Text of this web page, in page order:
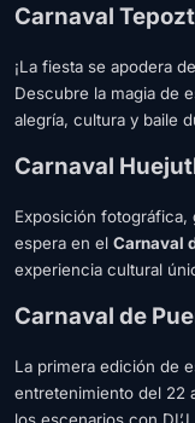
Carnaval
¡La fiesta se apodera de
Descubre la magia de
alegría, cultura y baile
Carnaval
Exposición fotográfica,
espera en el Carnaval
experiencia cultural
Carnaval de
La primera edición de
entretenimiento del 22
los escenarios con